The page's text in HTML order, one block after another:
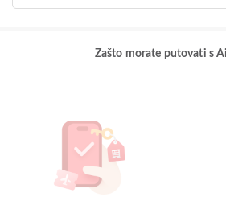
Zašto morate putovati s